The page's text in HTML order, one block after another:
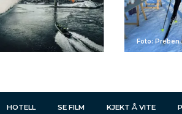
Foto: Preben
HOTELL SE FILM KJEKT Å VITE